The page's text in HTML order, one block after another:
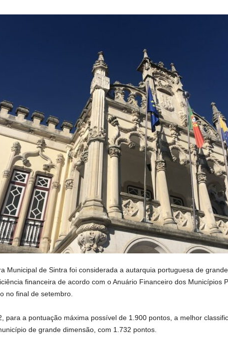
Municipal de Sintra foi considerada a autarquia portuguesa de
financeira de acordo com o Anuário Financeiro dos Municípios
no final de setembro.
para a pontuação máxima possível de 1.900 pontos, a melhor
de grande dimensão, com 1.732 pontos.